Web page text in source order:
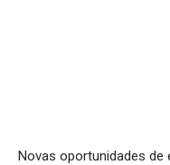
Novas oportunidades de